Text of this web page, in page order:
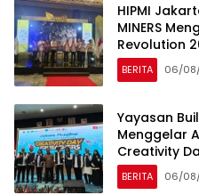
HIPMI
MINERS
Revolution
Jakarta
BERITA 06/
Yayasan
Menggelar
Creativity
Dibuka
DKI Jakarta)
BERITA 06/